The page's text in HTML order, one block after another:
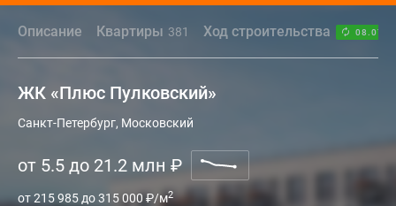
Описание Квартиры 381 Ход строительства
ЖК «Плюс Пулковский»
Санкт-Петербург, Московский
от 5.5 до 21.2 млн ₽
от 215 985 до 315 000 ₽/м2